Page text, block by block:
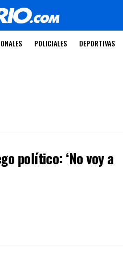
POLICIALES DEPORTIVAS
político: ‘No voy a